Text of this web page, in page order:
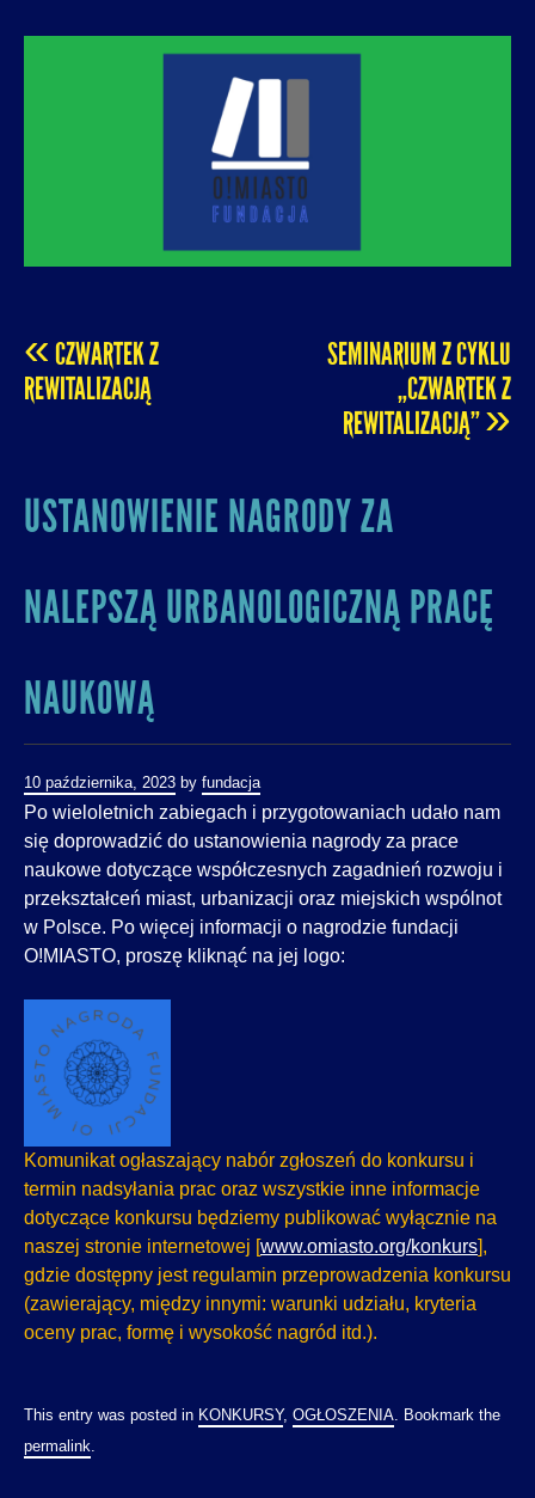
URBANIZACJI – PROMUJEMY I WSPIERAMY
ROZWÓJ MIAST I MIEJSKICH WSPÓLNOT.
O! MIASTO
POST
«CZWARTEK Z
REWITALIZACJĄ
SEMINARIUM Z CYKLU
„CZWARTEK Z
REWITALIZACJĄ”»
USTANOWIENIE NAGRODY ZA
NALEPSZĄ URBANOLOGICZNĄ PRACĘ
NAUKOWĄ
10 października, 2023 by fundacja
Po wieloletnich zabiegach i przygotowaniach udało nam
się doprowadzić do ustanowienia nagrody za prace
naukowe dotyczące współczesnych zagadnień rozwoju i
przekształceń miast, urbanizacji oraz miejskich wspólnot
w Polsce. Po więcej informacji o nagrodzie fundacji
O!MIASTO, proszę kliknąć na jej logo:
Komunikat ogłaszający nabór zgłoszeń do konkursu i
termin nadsyłania prac oraz wszystkie inne informacje
dotyczące konkursu będziemy publikować wyłącznie na
naszej stronie internetowej [www.omiasto.org/konkurs],
gdzie dostępny jest regulamin przeprowadzenia konkursu
(zawierający, między innymi: warunki udziału, kryteria
oceny prac, formę i wysokość nagród itd.).
This entry was posted in KONKURSY, OGŁOSZENIA . Bookmark the
permalink